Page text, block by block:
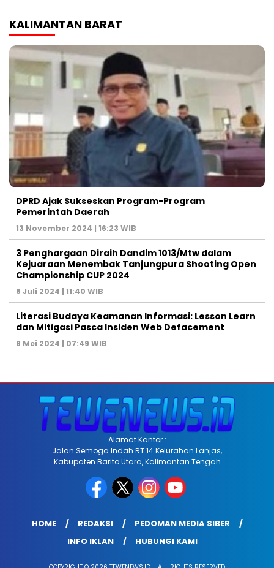
KALIMANTAN BARAT
DPRD Ajak Sukseskan Program-Program
Pemerintah Daerah
13 November 2024 | 16:23 WIB
3 Penghargaan Diraih Dandim 1013/Mtw dalam
Kejuaraan Menembak Tanjungpura Shooting Open
Championship CUP 2024
8 Juli 2024 | 11:40 WIB
Literasi Budaya Keamanan Informasi: Lesson Learn
dan Mitigasi Pasca Insiden Web Defacement
8 Mei 2024 | 07:49 WIB
Alamat Kantor :
Jalan Semoga Indah RT 14 Kelurahan Lanjas,
Kabupaten Barito Utara, Kalimantan Tengah
HOME REDAKSI
PEDOMAN MEDIA SIBER
INFO IKLAN
HUBUNGI KAMI